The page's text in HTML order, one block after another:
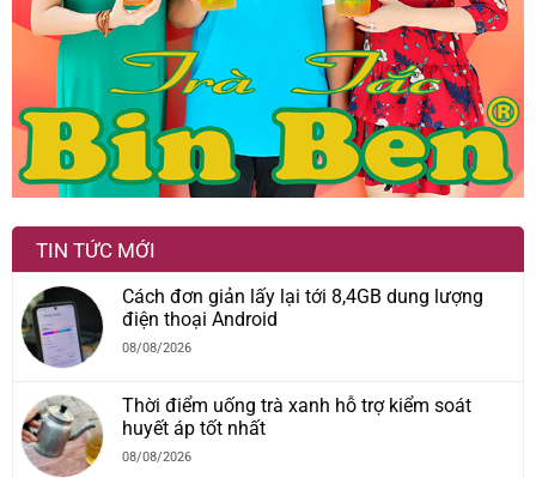
TIN TỨC MỚI
Cách đơn giản lấy lại tới 8,4GB dung lượng
điện thoại Android
08/08/2026
Thời điểm uống trà xanh hỗ trợ kiểm soát
huyết áp tốt nhất
08/08/2026